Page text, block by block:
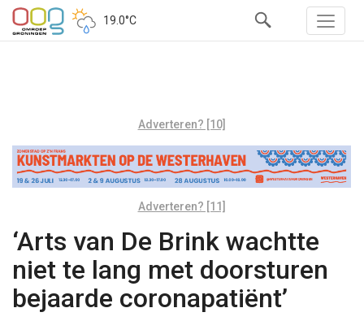
19.0°C
Adverteren? [10]
Adverteren? [11]
‘Arts van De Brink wachtte
niet te lang met doorsturen
bejaarde coronapatiënt’